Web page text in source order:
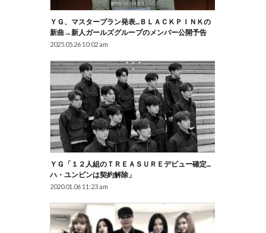
ＹＧ、マスタープラン発表…ＢＬＡＣＫＰＩＮＫの
新曲→新人ガールズグループのメンバー公開予告
2025.05.26 10:02 am
ＹＧ「１２人組のＴＲＥＡＳＵＲＥデビュー確定…
ハ・ユンビンは契約解除」
2020.01.06 11:23 am